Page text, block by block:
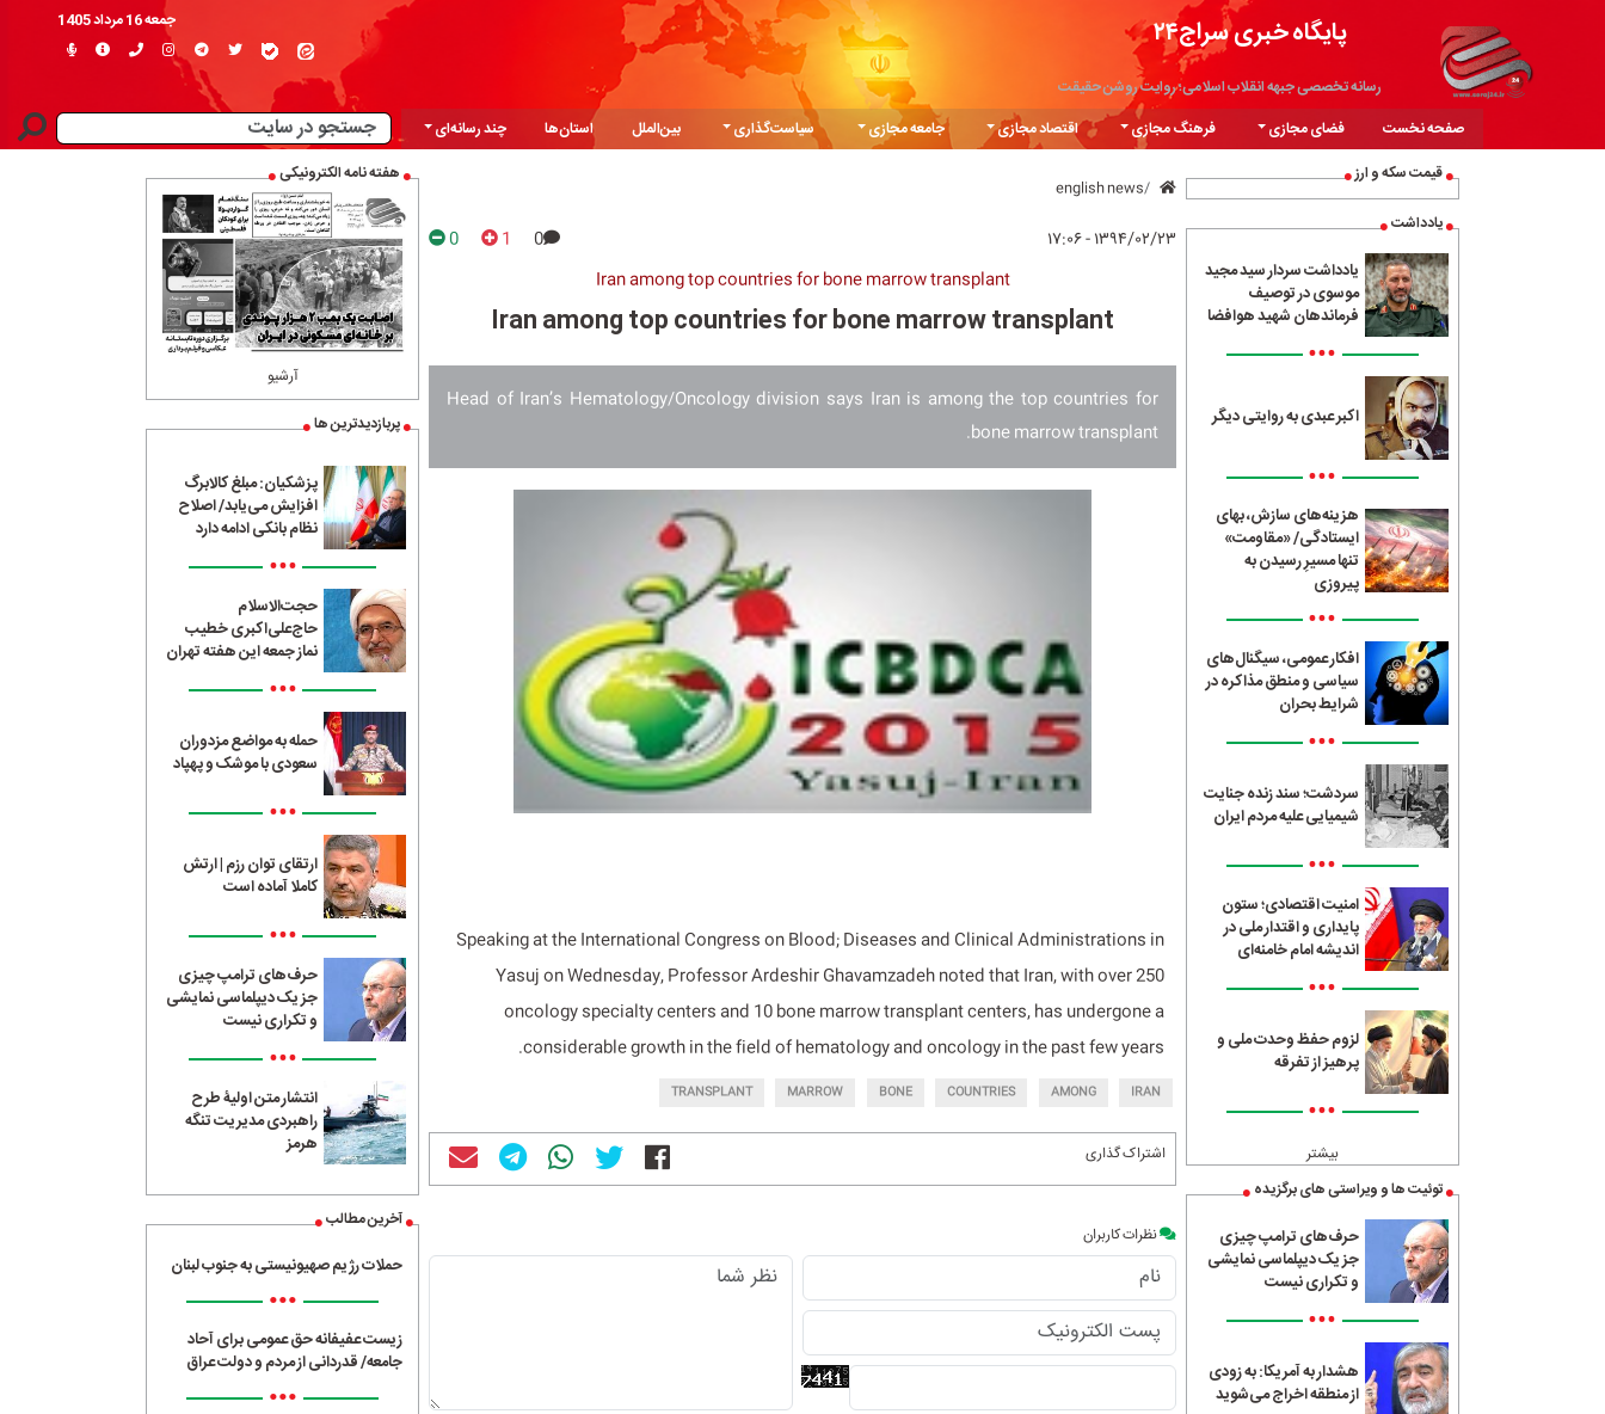
پایگاه خبری سراج۲۴
رسانه تخصصی جبهه انقلاب اسلامی؛ روایت روشن حقیقت
جمعه 16 مرداد 1405
صفحه نخست فضای مجازی فرهنگ مجازی اقتصاد مجازی جامعه مجازی سیاست‌گذاری بین‌الملل استان‌ها
چند رسانه‌ای
قیمت سکه و ارز
یادداشت
یادداشت سردار سید مجید
موسوی در توصیف
فرماندهان شهید هوافضا
•••
اکبر عبدی به روایتی دیگر
•••
هزینه‌های سازش، بهای
ایستادگی/ «مقاومت»
تنها مسیرِ رسیدن به
پیروزی
•••
افکار عمومی، سیگنال‌های
سیاسی و منطق مذاکره در
شرایط بحران
•••
سردشت؛ سند زنده جنایت
شیمیایی علیه مردم ایران
•••
امنیت اقتصادی؛ ستون
پایداری و اقتدار ملی در
اندیشه امام خامنه‌ای
•••
لزوم حفظ وحدت ملی و
پرهیز از تفرقه
•••
بیشتر
توئیت ها و ویراستی های برگزیده
حرف‌های ترامپ چیزی
جز یک دیپلماسی نمایشی
و تکراری نیست
•••
هشدار به آمریکا: به زودی
از منطقه اخراج می‌شوید
english news
۱۳۹۴/۰۲/۲۳ - ۱۷:۰۶ 0
1
0
Iran among top countries for bone marrow transplant
Iran among top countries for bone marrow transplant
Head of Iran’s Hematology/Oncology division says Iran is among the top countries for
bone marrow transplant.
Speaking at the International Congress on Blood; Diseases and Clinical Administrations in
Yasuj on Wednesday, Professor Ardeshir Ghavamzadeh noted that Iran, with over 250
oncology specialty centers and 10 bone marrow transplant centers, has undergone a
considerable growth in the field of hematology and oncology in the past few years.
IRAN
AMONG
COUNTRIES
BONE
MARROW
TRANSPLANT
اشتراک گذاری
نظرات کاربران
هفته نامه الکترونیکی
آرشیو
پربازدیدترین ها
پزشکیان: مبلغ کالابرگ
افزایش می‌یابد/ اصلاح
نظام بانکی ادامه دارد
•••
حجت‌الاسلام
حاج‌علی‌اکبری خطیب
نماز جمعه این هفته تهران
•••
حمله به مواضع مزدوران
سعودی با موشک و پهپاد
•••
ارتقای توان رزم | ارتش
کاملا آماده است
•••
حرف‌های ترامپ چیزی
جز یک دیپلماسی نمایشی
و تکراری نیست
•••
انتشار متن اولیۀ طرح
راهبردی مدیریت تنگه
هرمز
آخرین مطالب
حملات رژیم صهیونیستی به جنوب لبنان
•••
زیست عفیفانه حق عمومی برای آحاد
جامعه/ قدردانی از مردم و دولت عراق
•••